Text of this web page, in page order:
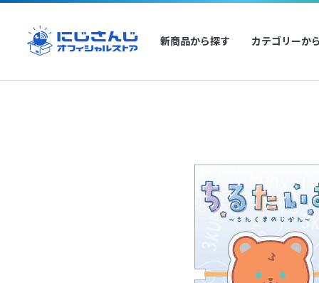
新商品から探す カテゴリーか